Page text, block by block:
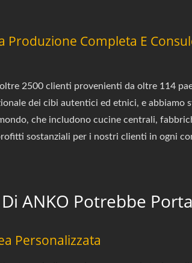
Produzione Completa E
2500 clienti provenienti da oltre 114
dei cibi autentici ed etnici, e
che includono cucine centrali,
sostanziali per i nostri clienti in ogni
ANKO Potrebbe
Personalizzata